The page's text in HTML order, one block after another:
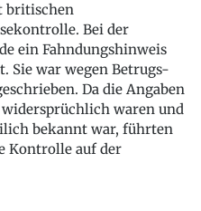
britischen
Bei der
ein Fahndungshinweis
Sie war wegen Betrugs-
Da die Angaben
widersprüchlich waren und
bekannt war, führten
Kontrolle auf der